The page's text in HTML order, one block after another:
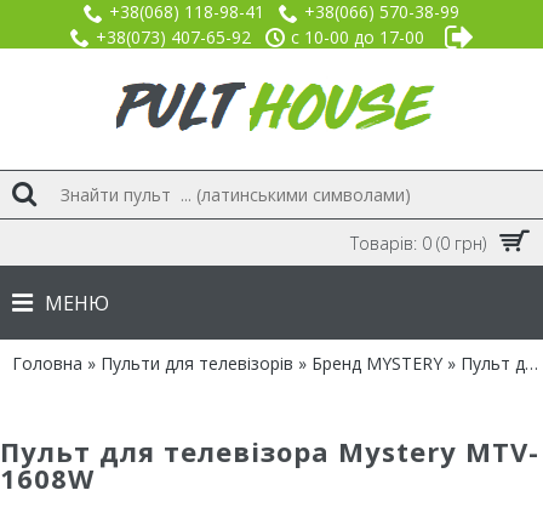
+38(068) 118-98-41
+38(066) 570-38-99
+38(073) 407-65-92
с 10-00 до 17-00
Товарів: 0 (0 грн)
МЕНЮ
Головна » Пульти для телевізорів » Бренд MYSTERY » Пульт для Mystery MTV-1608W
Пульт для телевізора Mystery MTV-
1608W